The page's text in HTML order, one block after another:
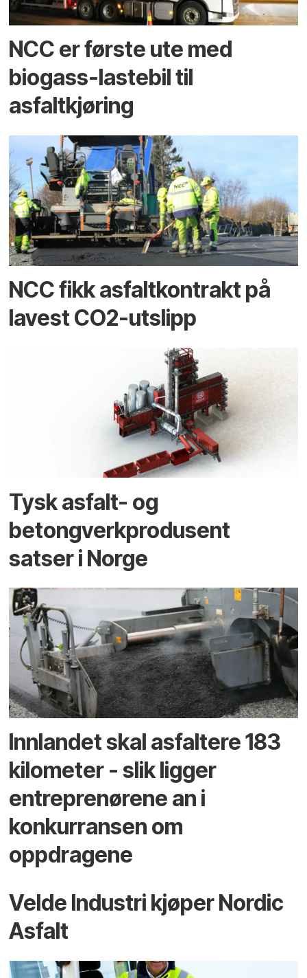
NCC er første ute med
biogass-lastebil til
asfaltkjøring
NCC fikk asfaltkontrakt på
lavest CO2-utslipp
Tysk asfalt- og
betongverkprodusent
satser i Norge
Innlandet skal asfaltere 183
kilometer - slik ligger
entreprenørene an i
konkurransen om
oppdragene
Velde Industri kjøper Nordic
Asfalt